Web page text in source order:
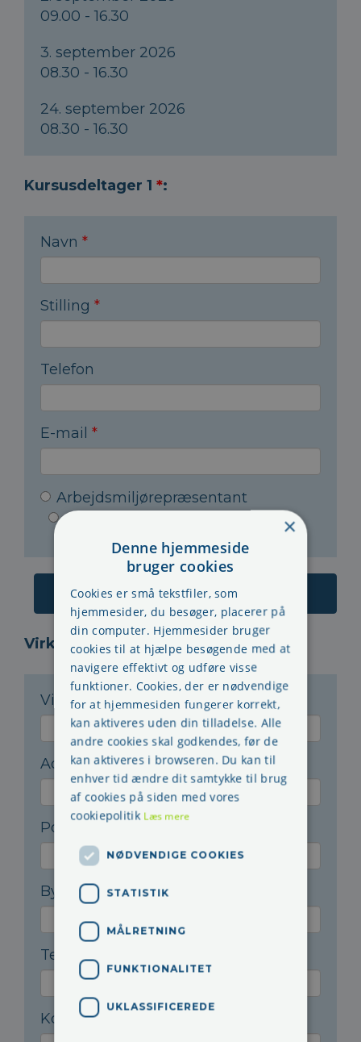
09.00 - 16.30
3. september 2026
08.30 - 16.30
24. september 2026
08.30 - 16.30
Kursusdeltager 1 *:
Navn *
Stilling *
Telefon
E-mail *
Arbejdsmiljørepræsentant
Arbejdsleder
Virksomheden:
Virksomhedsnavn*
Adresse*
Postnr.
By
Telefon
Kontaktperson
×
Denne hjemmeside
bruger cookies
Cookies er små tekstfiler, som
hjemmesider, du besøger, placerer på
din computer. Hjemmesider bruger
cookies til at hjælpe besøgende med at
navigere effektivt og udføre visse
funktioner. Cookies, der er nødvendige
for at hjemmesiden fungerer korrekt,
kan aktiveres uden din tilladelse. Alle
andre cookies skal godkendes, før de
kan aktiveres i browseren. Du kan til
enhver tid ændre dit samtykke til brug
af cookies på siden med vores
cookiepolitik Læs mere
NØDVENDIGE COOKIES
STATISTIK
MÅLRETNING
FUNKTIONALITET
UKLASSIFICEREDE